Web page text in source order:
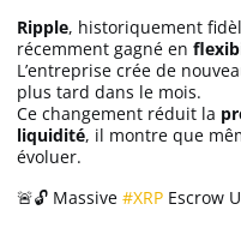
Ripple, historiquement
récemment gagné en
L’entreprise crée de
plus tard dans le mois.
Ce changement réduit la
liquidité, il montre que
évoluer.
🚨🔓 Massive #XRP Escrow